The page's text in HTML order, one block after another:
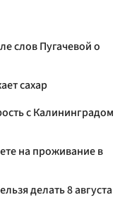
слов Пугачевой о
сахар
с Калининградом
на проживание в
делать 8 августа